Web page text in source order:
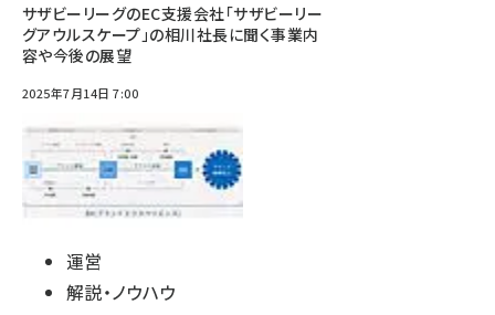
サザビーリーグのEC支援会社「サザビーリー
グアウルスケープ」の相川社長に聞く事業内
容や今後の展望
2025年7月14日 7:00
運営
解説・ノウハウ